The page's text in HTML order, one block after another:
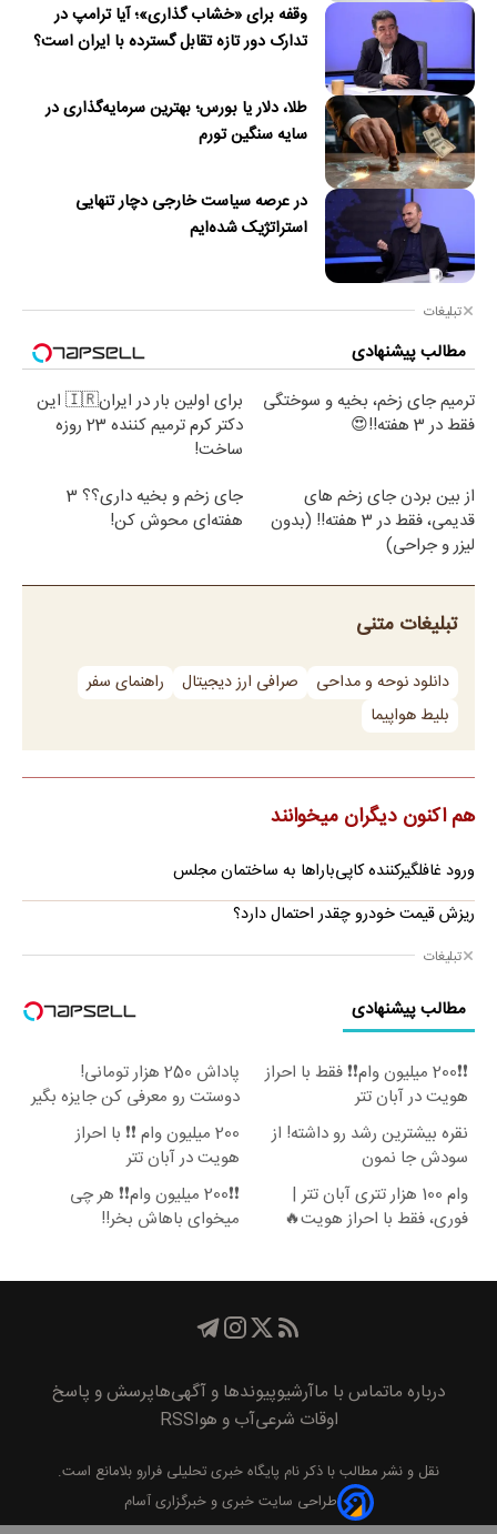
وقفه برای «خشاب گذاری»؛ آیا ترامپ در
تدارک دور تازه تقابل گسترده با ایران است؟
طلا، دلار یا بورس؛ بهترین سرمایه‌گذاری در
سایه سنگین تورم
در عرصه سیاست خارجی دچار تنهایی
استراتژیک شده‌ایم
تبلیغات
مطالب پیشنهادی
ترمیم جای زخم، بخیه و سوختگی
فقط در 3 هفته!!😍
برای اولین بار در ایران🇮🇷 این
دکتر کرم ترمیم کننده 23 روزه
ساخت!
از بین بردن جای زخم های
قدیمی، فقط در 3 هفته!! (بدون
لیزر و جراحی)
جای زخم و بخیه داری؟؟ 3
هفته‌ای محوش کن!
تبلیغات متنی
دانلود نوحه و مداحی صرافی ارز دیجیتال
راهنمای سفر
بلیط هواپیما
هم اکنون دیگران میخوانند
ورود غافلگیرکننده کاپی‌باراها به ساختمان مجلس
ریزش قیمت خودرو چقدر احتمال دارد؟
تبلیغات
مطالب پیشنهادی
❗❗200 میلیون وام❗❗ فقط با احراز
هویت در آبان تتر
پاداش 250 هزار تومانی!
دوستت رو معرفی کن جایزه بگیر
😍
نقره بیشترین رشد رو داشته! از
سودش جا نمون
200 میلیون وام ❗❗ با احراز
هویت در آبان تتر
وام 100 هزار تتری آبان تتر |
فوری، فقط با احراز هویت🔥
❗❗200 میلیون وام❗❗ هر چی
میخوای باهاش بخر!!
درباره ماتماس با ماآرشیوپیوند‌ها و آگهی‌هاپرسش و پاسخ
اوقات شرعیآب و هواRSS
نقل و نشر مطالب با ذکر نام پايگاه خبری تحليلی فرارو بلامانع است.
طراحی سایت خبری و خبرگزاری آسام